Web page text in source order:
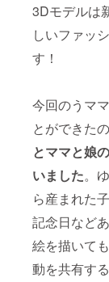
3Dモデルは
しいファッ
す！
今回のうマ
とができたの
とママと娘
いました。
ら産まれた
記念日など
絵を描いて
動を共有す